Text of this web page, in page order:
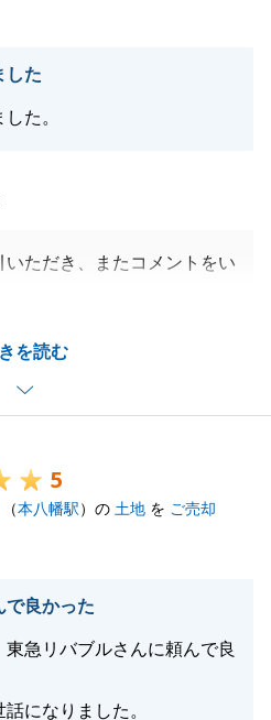
した
た。
を読む
ただき、またコメントをい
のお手伝いに携わることが
おります。
と思っております。
祈り申し上げます。
じる
5
（本八幡駅）の 土地 を ご売却
で良かった
急リバブルさんに頼んで良
になりました。